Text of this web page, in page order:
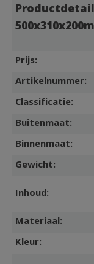
Prijs:
Artikelnummer:
Classificatie:
Buitenmaat:
Binnenmaat:
Gewicht:
Inhoud:
Materiaal:
Kleur: